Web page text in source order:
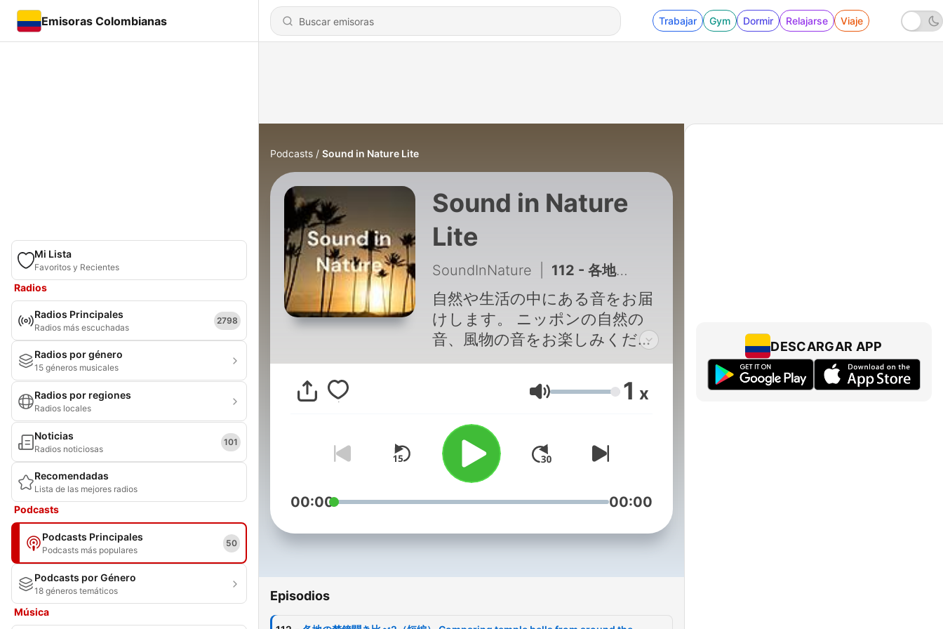
Emisoras Colombianas Trabajar Gym Dormir Relajarse Viaje
Mi Lista
Favoritos y Recientes
Radios
Radios Principales
Radios más escuchadas
2798
Radios por género
15 géneros musicales
Radios por regiones
Radios locales
Noticias
Radios noticiosas
101
Recomendadas
Lista de las mejores radios
Podcasts
Podcasts Principales
Podcasts más populares
50
Podcasts por Género
18 géneros temáticos
Música
Podcasts Sound in Nature Lite
Sound in Nature
Lite
SoundInNature 112 - 各地の梵鐘聞き比べ2（短編） Comparing temple bells from around the country 2(Short)
自然や生活の中にある音をお届
けします。 ニッポンの自然の
音、風物の音をお楽しみくださ
い。自然がもたらす優しい音、
壮大な音。季節を感じる音。心
のリフレッシュ、癒されるひと
時がここにあります。 エピソ
ード豊富で、ロングバージョン
のある有料版「Sound in
Nature」もあります。 We will
deliver the sounds that are in
the sounds of nature and the
Gentle sounds brought by
The sound of the seasons.
Volumen 1 x
00:00 00:00
Episodios
DESCARGAR APP